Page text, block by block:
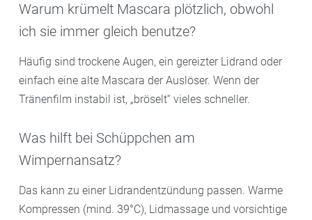
Warum krümelt Mascara plötzlich, obwohl
ich sie immer gleich benutze?
Häufig sind trockene Augen, ein gereizter Lidrand oder
einfach eine alte Mascara der Auslöser. Wenn der
Tränenfilm instabil ist, „bröselt“ vieles schneller.
Was hilft bei Schüppchen am
Wimpernansatz?
Das kann zu einer Lidrandentzündung passen. Warme
Kompressen (mind. 39°C), Lidmassage und vorsichtige